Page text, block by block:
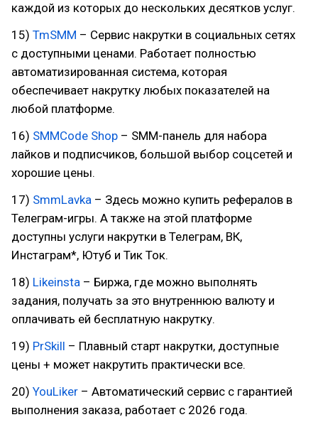
каждой из которых до нескольких десятков услуг.
15) TmSMM – Сервис накрутки в социальных сетях
с доступными ценами. Работает полностью
автоматизированная система, которая
обеспечивает накрутку любых показателей на
любой платформе.
16) SMMCode Shop – SMM-панель для набора
лайков и подписчиков, большой выбор соцсетей и
хорошие цены.
17) SmmLavka – Здесь можно купить рефералов в
Телеграм-игры. А также на этой платформе
доступны услуги накрутки в Телеграм, ВК,
Инстаграм*, Ютуб и Тик Ток.
18) Likeinsta – Биржа, где можно выполнять
задания, получать за это внутреннюю валюту и
оплачивать ей бесплатную накрутку.
19) PrSkill – Плавный старт накрутки, доступные
цены + может накрутить практически все.
20) YouLiker – Автоматический сервис с гарантией
выполнения заказа, работает с 2026 года.